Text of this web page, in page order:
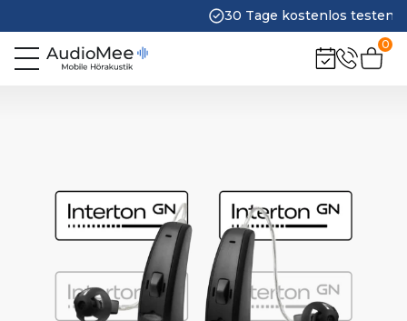
30 Tage kostenlos testen
0